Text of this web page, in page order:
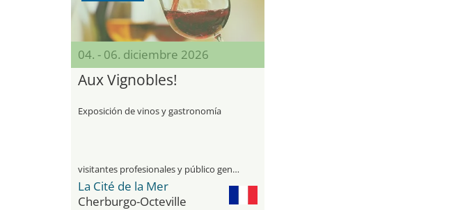
04. - 06. diciembre 2026
Aux Vignobles!
Exposición de vinos y gastronomía
visitantes profesionales y público general
La Cité de la Mer
Cherburgo-Octeville